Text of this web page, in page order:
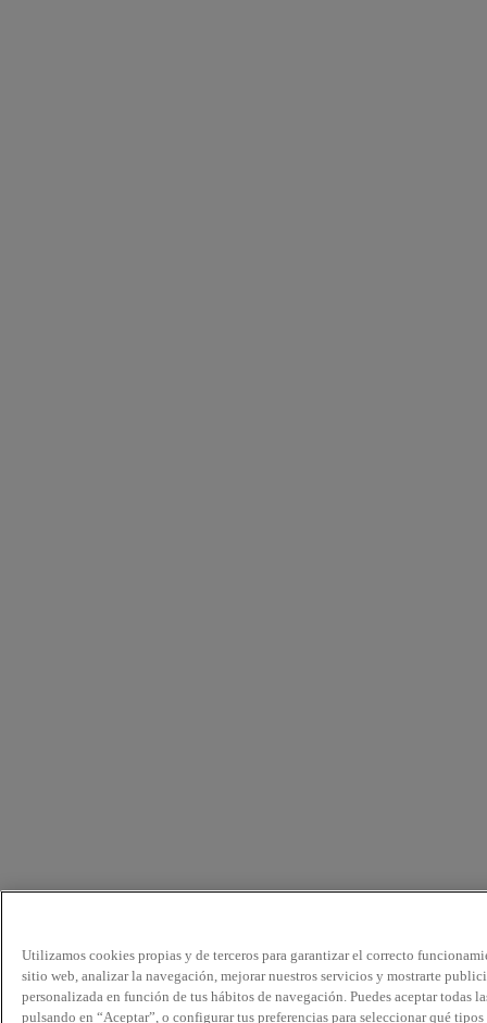
Utilizamos cookies propias y de terceros para garantizar el correcto
sitio web, analizar la navegación, mejorar nuestros servicios y mostrarte
personalizada en función de tus hábitos de navegación. Puedes aceptar todas
pulsando en “Aceptar”, o configurar tus preferencias para seleccionar qué tipos